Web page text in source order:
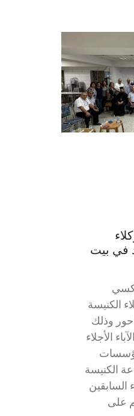
في بيت
الكنيسة
وذلك
بحضور الآباء الأجلاء
الكنيسة
السابقين
على